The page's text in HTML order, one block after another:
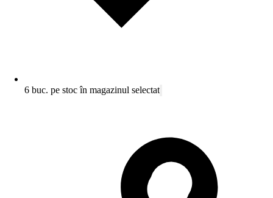
6 buc. pe stoc în magazinul selectat